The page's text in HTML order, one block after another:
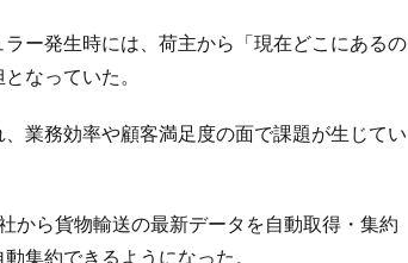
ー発生時には、荷主から「現在どこにあるの
なっていた。
業務効率や顧客満足度の面で課題が生じてい
から貨物輸送の最新データを自動取得・集約
集約できるようになった。